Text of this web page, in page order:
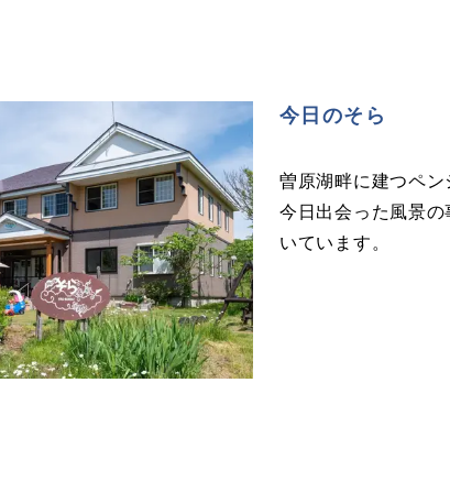
今日のそら
曽原湖畔に建つペン
今日出会った風景
いています。